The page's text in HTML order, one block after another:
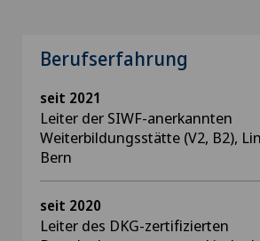
Berufserfahrung
seit 2021
Leiter der SIWF-anerkannten
Weiterbildungsstätte (V2, B2),
Bern
seit 2020
Leiter des DKG-zertifizierten